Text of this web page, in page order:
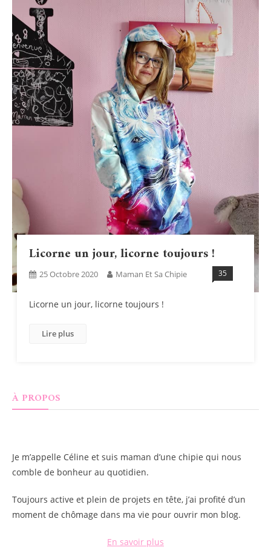
Licorne un jour, licorne toujours !
25 Octobre 2020 Maman Et Sa Chipie 35
Licorne un jour, licorne toujours !
Lire plus
À PROPOS
Je m’appelle Céline et suis maman d’une chipie qui nous
comble de bonheur au quotidien.
Toujours active et plein de projets en tête, j’ai profité d’un
moment de chômage dans ma vie pour ouvrir mon blog.
En savoir plus